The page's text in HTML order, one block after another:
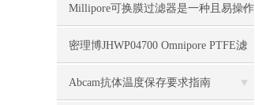
的全自动过滤装置
Millipore可换膜过滤器是一种且易操作
的全自动过滤装置
密理博JHWP04700 Omnipore PTFE滤
膜几大特点
Abcam抗体温度保存要求指南